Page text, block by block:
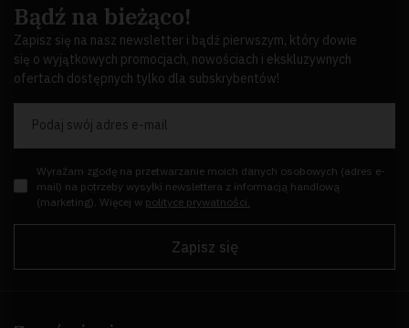
Bądź na bieżąco!
Zapisz się na nasz newsletter i bądź pierwszym, który dowie
się o wyjątkowych promocjach, nowościach i ekskluzywnych
ofertach dostępnych tylko dla subskrybentów!
Podaj swój adres e-mail
Wyrażam zgodę na przetwarzanie moich danych osobowych (adres e-
mail) na potrzeby wysyłki newslettera z informacją handlową
(marketing). Więcej w polityce prywatności.
Zapisz się